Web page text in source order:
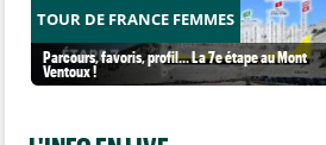
TOUR DE FRANCE FEMMES
Parcours, favoris, profil… La 7e étape au Mont
Ventoux !